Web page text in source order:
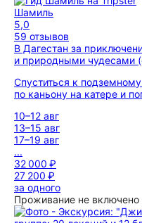
Шамиль
5,0
59 отзывов
В Дагестан за
и природными чудесами
Спуститься к
по каньону на катере и
10–12 авг
13–15 авг
17–19 авг
...
32 000 ₽
27 200 ₽
за одного
Проживание не включено